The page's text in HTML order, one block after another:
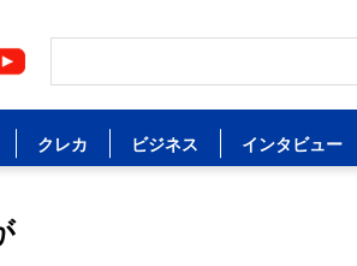
クレカ ビジネス インタビュー